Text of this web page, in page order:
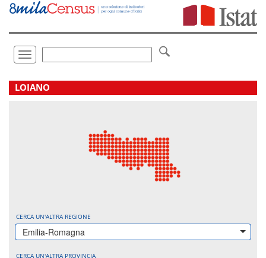
Vai
direttamente
Toggle
navigation
LOIANO
CERCA UN'ALTRA REGIONE
Emilia-Romagna
CERCA UN'ALTRA PROVINCIA